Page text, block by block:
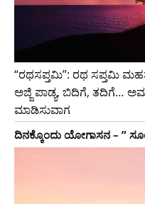
“ರಥಸಪ್ತಮಿ”: ರಥ ಸಪ್ತಮಿ
ಅಜ್ಜಿ ಪಾಡ್ಯ, ಬಿದಿಗೆ, ತದಿಗೆ…
ಮಾಡಿಸುವಾಗ
ದಿನಕ್ಕೊಂದು ಯೋಗಾಸನ – ”